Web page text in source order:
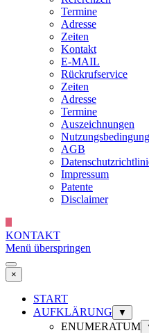
Termine
Adresse
Zeiten
Kontakt
E-MAIL
Rückrufservice
Zeiten
Adresse
Termine
Auszeichnungen
AGB
Impressum
Patente
Disclaimer
KONTAKT
Menü überspringen
×
START
AUFKLÄRUNG
▼
ENUMERATUM